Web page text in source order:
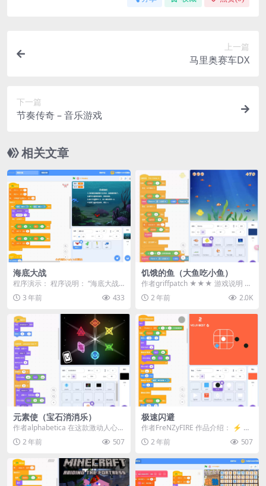
上一篇
马里奥赛车DX
下一篇
节奏传奇 – 音乐游戏
相关文章
海底大战
程序演示： 程序说明： “海底大战”
是一个基于Scratch制作的简单射击
游戏。...
3 年前 433
饥饿的鱼（大鱼吃小鱼）
作者griffpatch ★★★ 游戏说明 ★
★★ 使用鼠标或光标键来控制你那
只...2 年前 2.0K
元素使（宝石消消乐）
作者alphabetica 在这款激动人心的
游戏中，你将化身为元素使，利用
宝石的...
2 年前 507
极速闪避
作者FreNZyFIRE 作品介绍： ⚡ 欢
迎来到《极速闪避》！⚡ 这是一款
极易...2 年前 507